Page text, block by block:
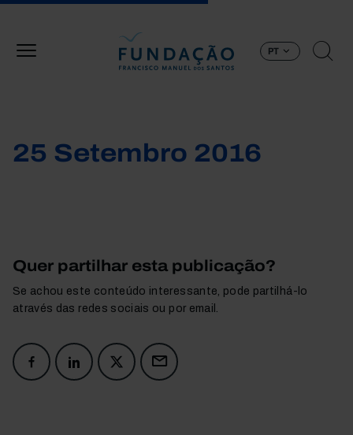
PT
25 Setembro 2016
Quer partilhar esta publicação?
Se achou este conteúdo interessante, pode partilhá-lo
através das redes sociais ou por email.